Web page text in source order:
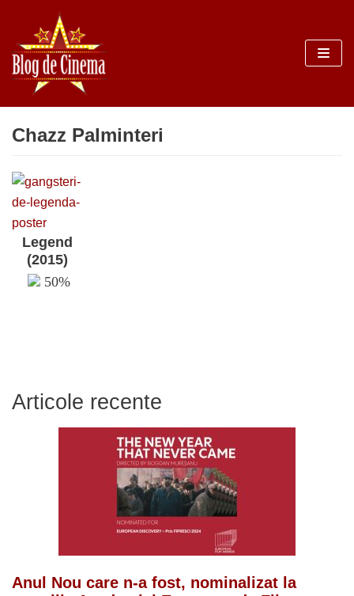
Sari
la
conținut
Chazz Palminteri
Legend
(2015)
50%
Articole recente
Anul Nou care n-a fost, nominalizat la